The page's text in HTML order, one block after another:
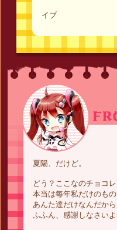
イブ
夏陽、だけど。
どう？ここなのチョコ
本当は毎年私だけのも
あんた達だけなんだか
ふふん、感謝しなさいよ